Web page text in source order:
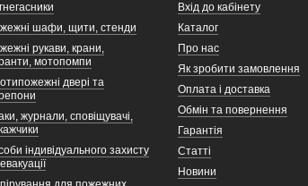
шафи, щити, стенди
рукави, крани,
мотопомпи
двері та
журнали, сповіщувачі,
індивідуального захисту
Вхід до кабінету
Каталог
Про нас
Як зробити замовлення
Оплата і доставка
Обмін та повернення
Гарантія
Статті
Новини